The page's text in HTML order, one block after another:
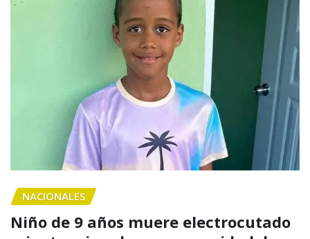
NACIONALES
Niño de 9 años muere electrocutado